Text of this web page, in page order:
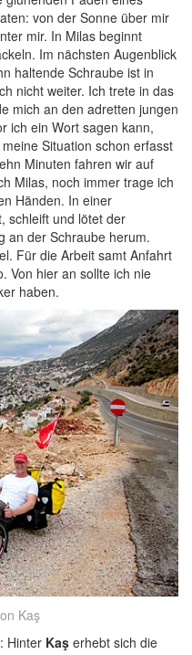
von der Sonne über mir
mir. In Milas beginnt
Im nächsten Augenblick
haltende Schraube ist in
nicht weiter. Ich trete in das
mich an den adretten jungen
ich ein Wort sagen kann,
Situation schon erfasst
Minuten fahren wir auf
Milas, noch immer trage ich
Händen. In einer
schleift und lötet der
an der Schraube herum.
Für die Arbeit samt Anfahrt
Von hier an sollte ich nie
haben.
Kaş
Hinter Kaş erhebt sich die